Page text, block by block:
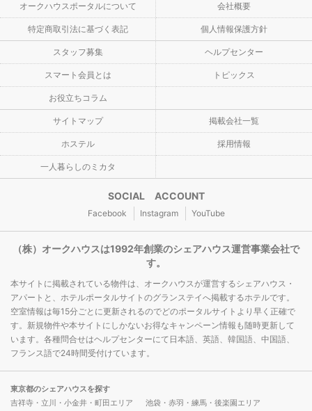
オークハウスポータルについて 会社概要
特定商取引法に基づく表記 個人情報保護方針
スタッフ募集 ヘルプセンター
スマート会員とは トピックス
お役立ちコラム
サイトマップ 掲載会社一覧
ホステル 採用情報
一人暮らしのミカタ
SOCIAL ACCOUNT
Facebook Instagram YouTube
（株）オークハウスは1992年創業のシェアハウス運営事業会社で
す。
本サイトに掲載されている物件は、オークハウスが運営するシェアハウス・
アパートと、ホテルポータルサイトのグランステイへ掲載するホテルです。
空室情報は毎15分ごとに更新されるのでどのポータルサイトより早く正確で
す。新規物件や本サイトにしかないお得なキャンペーン情報も随時更新して
います。各種問合せはヘルプセンターにて日本語、英語、韓国語、中国語、
フランス語で24時間受付けています。
東京都のシェアハウスを探す
吉祥寺・立川・小金井・町田エリア
池袋・赤羽・練馬・後楽園エリア